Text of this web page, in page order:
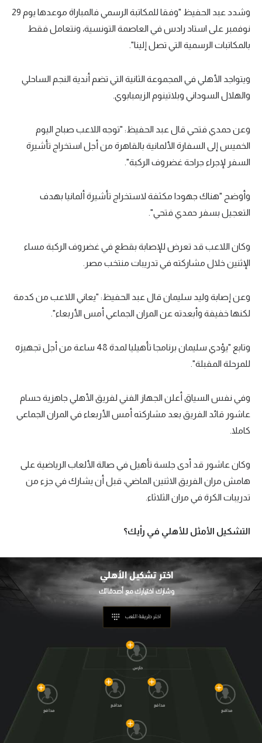
كويز في الجول
فيديو في الجول
وشدد عبد الحفيظ "وفقا للمكاتبة الرسمي فالمباراة موعدها يوم 29
نوفمبر على استاد رادس في العاصمة التونسية، ونتعامل فقط
بالمكاتبات الرسمية التي تصل إلينا".
ويتواجد الأهلي في المجموعة الثانية التي تضم أندية النجم الساحلي
والهلال السوداني وبلاتينوم الزيمبابوي.
وعن حمدي فتحي قال عبد الحفيظ: "توجه اللاعب صباح اليوم
الخميس إلى السفارة الألمانية بالقاهرة من أجل استخراج تأشيرة
السفر لإجراء جراحة غضروف الركبة".
وأوضح "هناك جهودا مكثفة لاستخراج تأشيرة ألمانيا بهدف
التعجيل بسفر حمدي فتحي".
وكان اللاعب قد تعرض للإصابة بقطع في غضروف الركبة مساء
الإثنين خلال مشاركته في تدريبات منتخب مصر.
وعن إصابة وليد سليمان قال عبد الحفيظ: "يعاني اللاعب من كدمة
لكنها خفيفة وأبعدته عن المران الجماعي أمس الأربعاء".
وتابع "يؤدي سليمان برنامجا تأهيليا لمدة 48 ساعة من أجل تجهيزه
للمرحلة المقبلة".
وفي نفس السياق أعلن الجهاز الفني لفريق الأهلي جاهزية حسام
عاشور قائد الفريق بعد مشاركته أمس الأربعاء في المران الجماعي
كاملا.
وكان عاشور قد أدى جلسة تأهيل في صالة الألعاب الرياضية على
هامش مران الفريق الاثنين الماضي، قبل أن يشارك في جزء من
تدريبات الكرة في مران الثلاثاء.
التشكيل الأمثل للأهلي في رأيك؟
اختر تشكيلالأهلي
وشارك اختيارك مع أصدقائك‎
اختر طريقة اللعب
حارس
مدافع
مدافع
مدافع
مدافع